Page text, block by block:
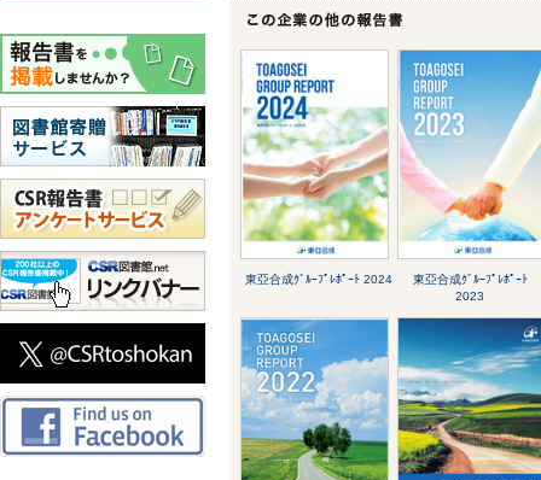
東亞合成ｸﾞﾙｰﾌﾟﾚﾎﾟｰﾄ 2024
東亞合成ｸﾞﾙｰﾌﾟﾚﾎﾟｰﾄ
2023